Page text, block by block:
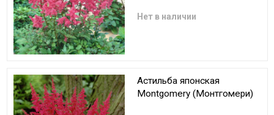
Нет в наличии
Астильба японская
Montgomery (Монтгомери)